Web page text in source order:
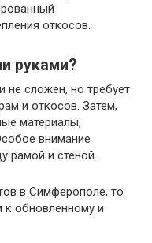
откосов.
руками?
не сложен, но требует
и откосов. Затем,
материалы,
внимание
рамой и стеной.
в Симферополе, то
к обновленному и